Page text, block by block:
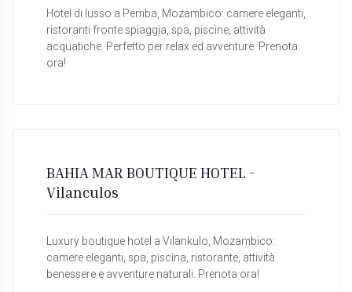
Hotel di lusso a Pemba, Mozambico: camere eleganti,
ristoranti fronte spiaggia, spa, piscine, attività
acquatiche. Perfetto per relax ed avventure. Prenota
ora!
BAHIA MAR BOUTIQUE HOTEL -
Vilanculos
Luxury boutique hotel a Vilankulo, Mozambico:
camere eleganti, spa, piscina, ristorante, attività
benessere e avventure naturali. Prenota ora!